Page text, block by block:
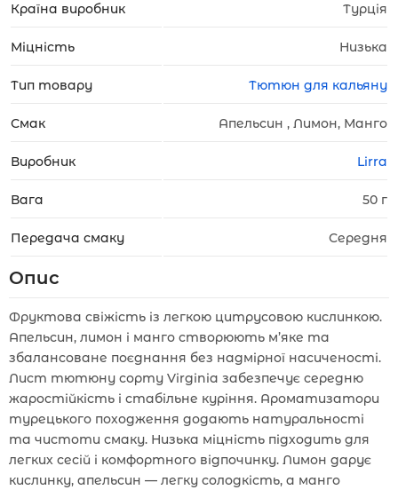
Країна виробник Турція
Міцність Низька
Тип товару Тютюн для кальяну
Смак Апельсин , Лимон, Манго
Виробник Lirra
Вага 50 г
Передача смаку Середня
Опис
Фруктова свіжість із легкою цитрусовою кислинкою.
Апельсин, лимон і манго створюють м’яке та
збалансоване поєднання без надмірної насиченості.
Лист тютюну сорту Virginia забезпечує середню
жаростійкість і стабільне куріння. Ароматизатори
турецького походження додають натуральності
та чистоти смаку. Низька міцність підходить для
легких сесій і комфортного відпочинку. Лимон дарує
кислинку, апельсин — легку солодкість, а манго